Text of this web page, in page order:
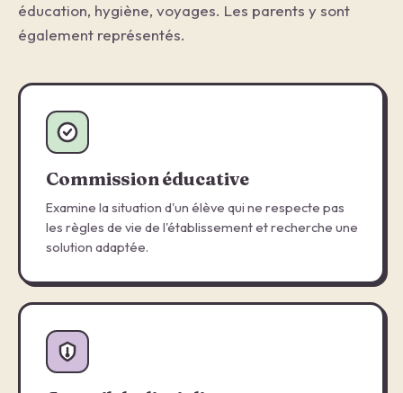
éducation, hygiène, voyages. Les parents y sont
également représentés.
Commission éducative
Examine la situation d'un élève qui ne respecte pas
les règles de vie de l'établissement et recherche une
solution adaptée.